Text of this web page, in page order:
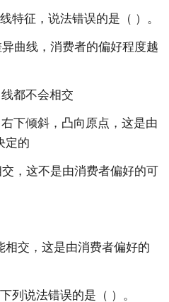
特征，说法错误的是（ ）。
曲线，消费者的偏好程度越
都不会相交
下倾斜，凸向原点，这是由
定的
，这不是由消费者偏好的可
相交，这是由消费者偏好的
列说法错误的是（ ）。